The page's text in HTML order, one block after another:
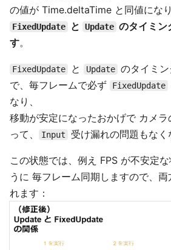
の値が Time.deltaTime と同値になり
FixedUpdate と Update のタイミン
す。
FixedUpdate と Update のタイミ
で、毎フレームで必ず
FixedUpdate
なり、
移動が安定になったおかげで カメ
って、
Input 受け漏れの問題もなく
この状態では、例え FPS が不安定
うに 毎フレーム同期しますので、
れます：